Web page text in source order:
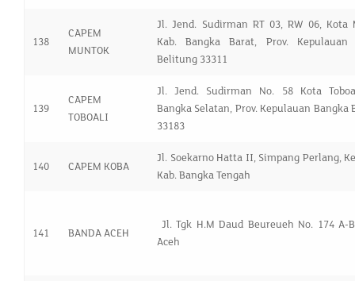
138
CAPEM
MUNTOK
Jl. Jend. Sudirman RT 03, RW 06, Kota
Kab. Bangka Barat, Prov. Kepulauan
Belitung 33311
139
CAPEM
TOBOALI
Jl. Jend. Sudirman No. 58 Kota
Bangka Selatan, Prov. Kepulauan Bangka
33183
140 CAPEM KOBA
Jl. Soekarno Hatta II, Simpang Perlang,
Kab. Bangka Tengah
141 BANDA ACEH
Jl. Tgk H.M Daud Beureueh No. 174 A-
Aceh